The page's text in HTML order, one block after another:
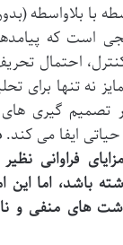
با بلاواسطه
است که
احتمال
نه تنها برای
تصمیم گیری
ایفا می کند.
فراوانی
باشد، اما این
های منفی و